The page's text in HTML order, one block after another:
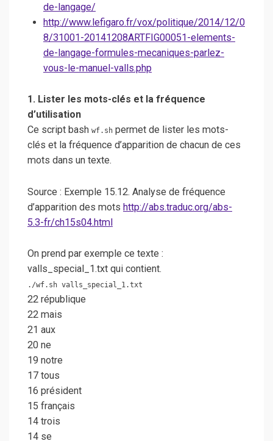
de-langage/
http://www.lefigaro.fr/vox/politique/2014/12/0
8/31001-20141208ARTFIG00051-elements-
de-langage-formules-mecaniques-parlez-
vous-le-manuel-valls.php
1. Lister les mots-clés et la fréquence
d’utilisation
Ce script bash wf.sh permet de lister les mots-
clés et la fréquence d’apparition de chacun de ces
mots dans un texte.
Source : Exemple 15.12. Analyse de fréquence
d’apparition des mots http://abs.traduc.org/abs-
5.3-fr/ch15s04.html
On prend par exemple ce texte :
valls_special_1.txt qui contient.
./wf.sh valls_special_1.txt
22 république
22 mais
21 aux
20 ne
19 notre
17 tous
16 président
15 français
14 trois
14 se